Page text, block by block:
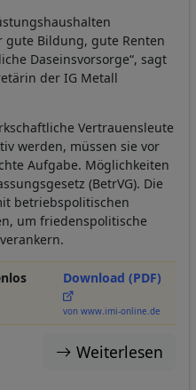
Bildung, gute Renten
Daseinsvorsorge“, sagt
der IG Metall
Vertrauensleute
werden, müssen sie vor
Aufgabe. Möglichkeiten
(BetrVG). Die
betriebspolitischen
um friedenspolitische
Download (PDF)
von www.imi-online.de
Weiterlesen